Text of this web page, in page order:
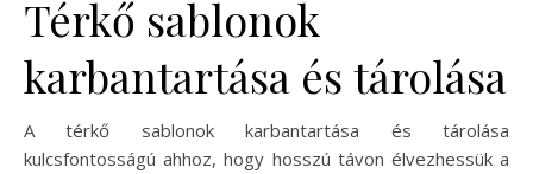
Térkő sablonok
karbantartása és tárolása
A térkő sablonok karbantartása és tárolása
kulcsfontosságú ahhoz, hogy hosszú távon élvezhessük a